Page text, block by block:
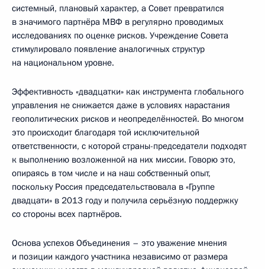
системный, плановый характер, а Совет превратился
в значимого партнёра МВФ в регулярно проводимых
исследованиях по оценке рисков. Учреждение Совета
стимулировало появление аналогичных структур
на национальном уровне.
Эффективность «двадцатки» как инструмента глобального
управления не снижается даже в условиях нарастания
геополитических рисков и неопределённостей. Во многом
это происходит благодаря той исключительной
ответственности, с которой страны-председатели подходят
к выполнению возложенной на них миссии. Говорю это,
опираясь в том числе и на наш собственный опыт,
поскольку Россия председательствовала в «Группе
двадцати» в 2013 году и получила серьёзную поддержку
со стороны всех партнёров.
Основа успехов Объединения – это уважение мнения
и позиции каждого участника независимо от размера